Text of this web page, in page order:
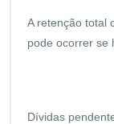
A retenção total
pode ocorrer se
Dívidas